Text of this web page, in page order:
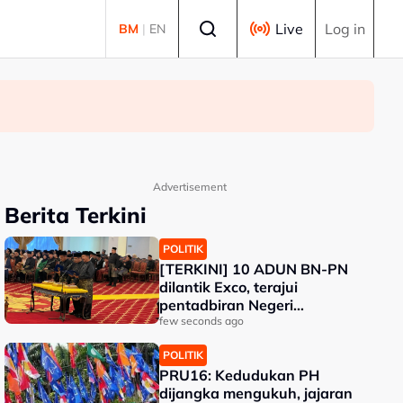
BM | EN Live Log in
Advertisement
Berita Terkini
POLITIK
[TERKINI] 10 ADUN BN-PN
dilantik Exco, terajui
pentadbiran Negeri
Sembilan
few seconds ago
POLITIK
PRU16: Kedudukan PH
dijangka mengukuh, jajaran